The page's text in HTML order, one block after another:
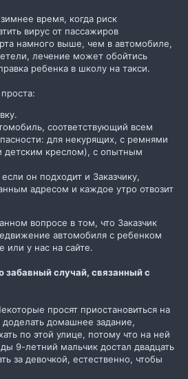
время, когда риск
вирус от пассажиров
намного выше, чем в автомобиле,
лечение может обойтись
ребенка в школу на такси.
соответствующий всем
для некурящих, с ремнями
детским креслом), с опытным
он подходит и Заказчику,
адресом и каждое утро отвозит
вопросе в том, что Заказчик
автомобиля с ребенком
или у нас на сайте.
забавный случай, связанный с
просят приостановиться на
домашнее задание,
по этой улице, потому что на ней
9-летний мальчик достал двадцать
за девочкой, естественно, чтобы